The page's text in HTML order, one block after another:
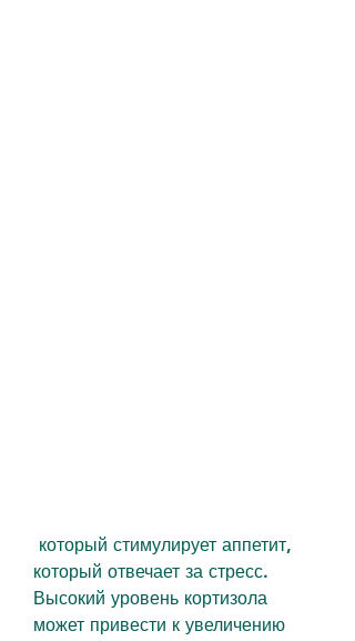
который отвечает за стресс.
Высокий уровень кортизола
может привести к увеличению